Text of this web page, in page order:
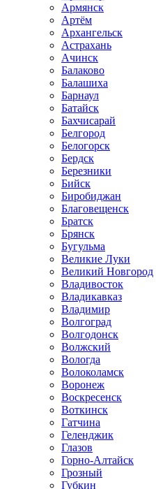
Армянск
Артём
Архангельск
Астрахань
Ачинск
Балаково
Балашиха
Барнаул
Батайск
Бахчисарай
Белгород
Белогорск
Бердск
Березники
Бийск
Биробиджан
Благовещенск
Братск
Брянск
Бугульма
Великие Луки
Великий Новгород
Владивосток
Владикавказ
Владимир
Волгоград
Волгодонск
Волжский
Вологда
Волоколамск
Воронеж
Воскресенск
Воткинск
Гатчина
Геленджик
Глазов
Горно-Алтайск
Грозный
Губкин